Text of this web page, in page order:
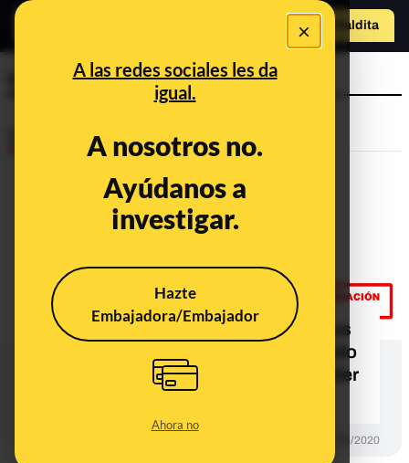
×
A las redes sociales les da
igual.
A nosotros no.
Ayúdanos a
investigar.
Hazte
Embajadora/Embajador
Ahora no
Hazte Maldita
cúpula
No, no hay pruebas de que Podemos
haya tuiteado que "cuando un partido
en el Gobierno está imputado, su líder
y su cúpula deben dimitir"
14/08/2020